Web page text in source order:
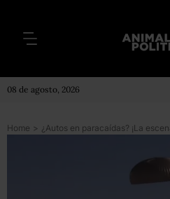
08 de agosto, 2026
Home >